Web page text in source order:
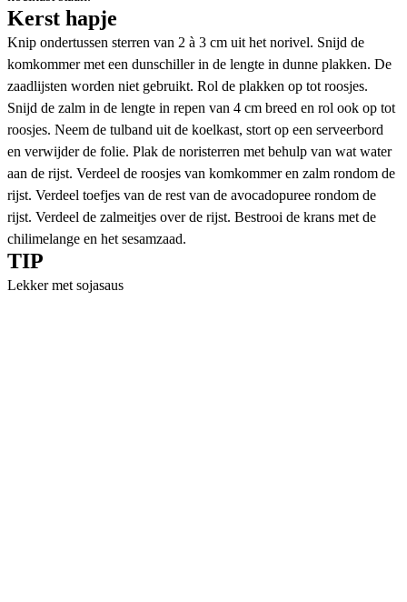
Kerst hapje
Knip ondertussen sterren van 2 à 3 cm uit het norivel. Snijd de
komkommer met een dunschiller in de lengte in dunne plakken. De
zaadlijsten worden niet gebruikt. Rol de plakken op tot roosjes.
Snijd de zalm in de lengte in repen van 4 cm breed en rol ook op tot
roosjes. Neem de tulband uit de koelkast, stort op een serveerbord
en verwijder de folie. Plak de noristerren met behulp van wat water
aan de rijst. Verdeel de roosjes van komkommer en zalm rondom de
rijst. Verdeel toefjes van de rest van de avocadopuree rondom de
rijst. Verdeel de zalmeitjes over de rijst. Bestrooi de krans met de
chilimelange en het sesamzaad.
TIP
Lekker met sojasaus